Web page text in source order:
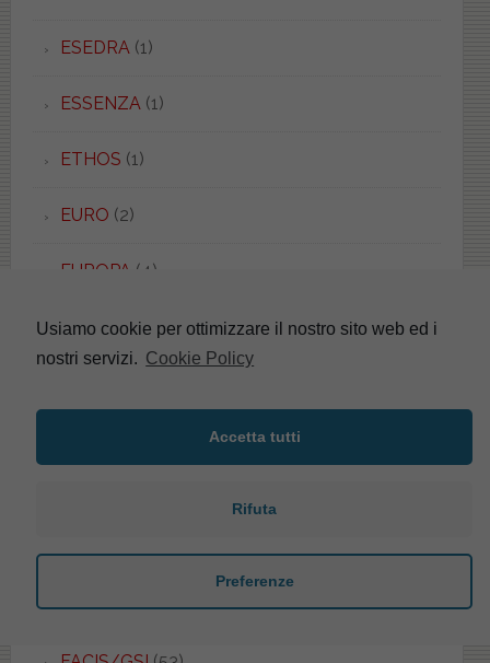
ESEDRA (1)
ESSENZA (1)
ETHOS (1)
EURO (2)
EUROPA (4)
EUROPA(5)
EXEL(2)
F-CONCEPT(3)
Usiamo cookie per ottimizzare il nostro sito web ed i
nostri servizi. Cookie Policy
Accetta tutti
Rifuta
Preferenze